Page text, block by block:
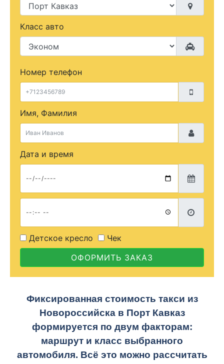
Класс авто
Номер телефон
Имя, Фамилия
Дата и время
Детское кресло
Чек
ОФОРМИТЬ ЗАКАЗ
Фиксированная стоимость такси из
Новороссийска в Порт Кавказ
формируется по двум факторам:
маршрут и класс выбранного
автомобиля. Всё это можно рассчитать